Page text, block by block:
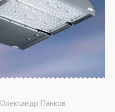
Олександр Панков